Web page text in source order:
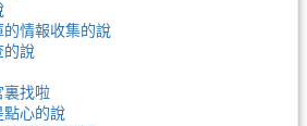
情報收集的說
的說
裏找啦
點心的說